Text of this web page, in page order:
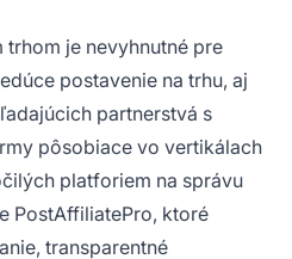
je nevyhnutné pre
postavenie na trhu, aj
partnerstvá s
pôsobiace vo vertikálach
platforiem na správu
PostAffiliatePro, ktoré
transparentné